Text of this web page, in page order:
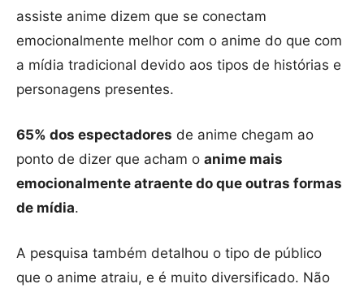
assiste anime dizem que se conectam
emocionalmente melhor com o anime do que com
a mídia tradicional devido aos tipos de histórias e
personagens presentes.
65% dos espectadores de anime chegam ao
ponto de dizer que acham o anime mais
emocionalmente atraente do que outras formas
de mídia.
A pesquisa também detalhou o tipo de público
que o anime atraiu, e é muito diversificado. Não